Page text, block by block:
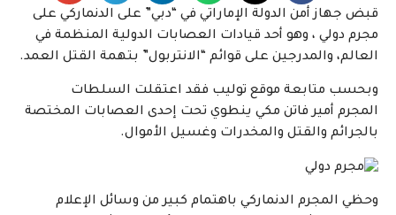
قبض جهاز أمن الدولة الإماراتي في “دبي” على الدنماركي على
مجرم دولي ، وهو أحد قيادات العصابات الدولية المنظمة في
العالم، والمدرجين على قوائم “الانتربول” بتهمة القتل العمد.
وبحسب متابعة موقع توليب فقد اعتقلت السلطات
المجرم أمير فاتن مكي ينطوي تحت إحدى العصابات المختصة
بالجرائم والقتل والمخدرات وغسيل الأموال.
وحظي المجرم الدنماركي باهتمام كبير من وسائل الإعلام